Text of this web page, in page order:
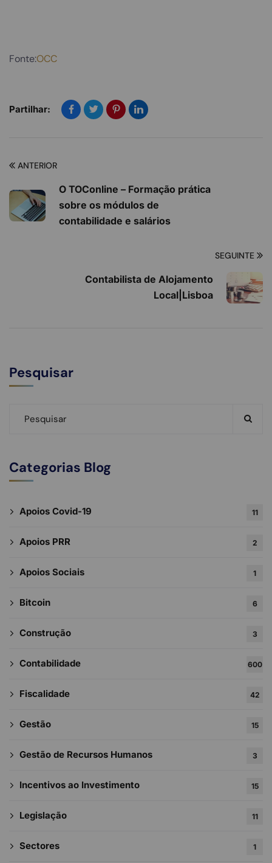
Fonte:OCC
Partilhar:
ANTERIOR
O TOConline – Formação prática
sobre os módulos de
contabilidade e salários
SEGUINTE
Contabilista de Alojamento
Local|Lisboa
Pesquisar
Categorias Blog
Apoios Covid-19 11
Apoios PRR 2
Apoios Sociais 1
Bitcoin 6
Construção 3
Contabilidade 600
Fiscalidade 42
Gestão 15
Gestão de Recursos Humanos 3
Incentivos ao Investimento 15
Legislação 11
Sectores 1